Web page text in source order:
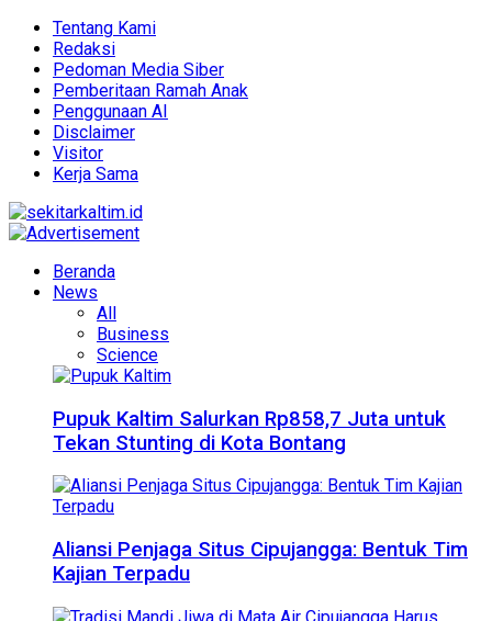
Tentang Kami
Redaksi
Pedoman Media Siber
Pemberitaan Ramah Anak
Penggunaan AI
Disclaimer
Visitor
Kerja Sama
Beranda
News
All
Business
Science
Pupuk Kaltim Salurkan Rp858,7 Juta untuk
Tekan Stunting di Kota Bontang
Aliansi Penjaga Situs Cipujangga: Bentuk Tim
Kajian Terpadu